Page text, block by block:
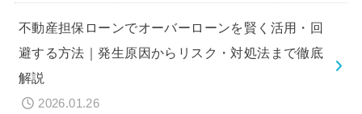
不動産担保ローンでオーバーローンを賢く活用・回
避する方法｜発生原因からリスク・対処法まで徹底
解説
2026.01.26